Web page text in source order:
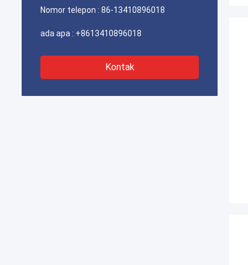
Nomor telepon : 86-13410896018
ada apa : +8613410896018
Kontak